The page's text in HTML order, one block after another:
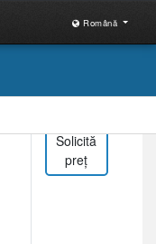
Română
Solicită
preț